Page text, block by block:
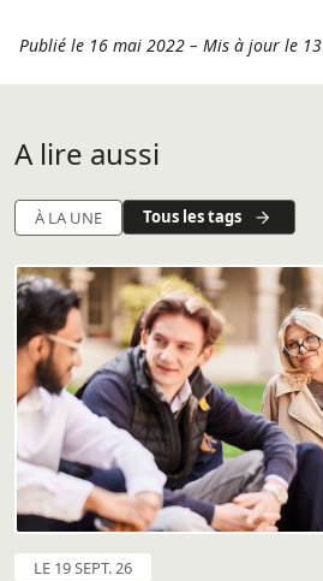
Publié le 16 mai 2022 – Mis à jour le
A lire aussi
À LA UNE Tous les tags
LE 19 SEPT. 26